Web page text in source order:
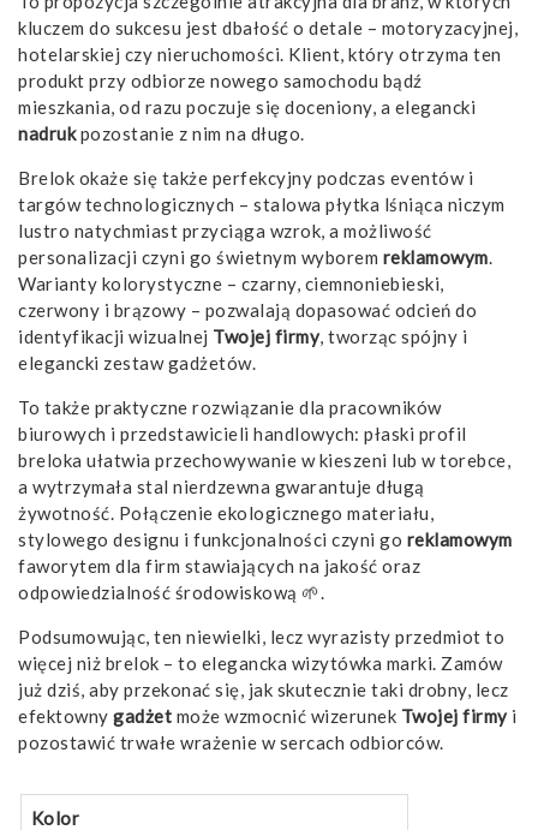
kluczem do sukcesu jest dbałość o detale – motoryzacyjnej,
hotelarskiej czy nieruchomości. Klient, który otrzyma ten
produkt przy odbiorze nowego samochodu bądź
mieszkania, od razu poczuje się doceniony, a elegancki
nadrukpozostanie z nim na długo.
Brelok okaże się także perfekcyjny podczas eventów i
targów technologicznych – stalowa płytka lśniąca niczym
lustro natychmiast przyciąga wzrok, a możliwość
personalizacji czyni go świetnym wyborem reklamowym.
Warianty kolorystyczne – czarny, ciemnoniebieski,
czerwony i brązowy – pozwalają dopasować odcień do
identyfikacji wizualnej Twojej firmy, tworząc spójny i
elegancki zestaw gadżetów.
To także praktyczne rozwiązanie dla pracowników
biurowych i przedstawicieli handlowych: płaski profil
breloka ułatwia przechowywanie w kieszeni lub w torebce,
a wytrzymała stal nierdzewna gwarantuje długą
żywotność. Połączenie ekologicznego materiału,
stylowego designu i funkcjonalności czyni go reklamowym
faworytem dla firm stawiających na jakość oraz
odpowiedzialność środowiskową 🌱.
Podsumowując, ten niewielki, lecz wyrazisty przedmiot to
więcej niż brelok – to elegancka wizytówka marki. Zamów
już dziś, aby przekonać się, jak skutecznie taki drobny, lecz
efektowny gadżet może wzmocnić wizerunek Twojej firmyi
pozostawić trwałe wrażenie w sercach odbiorców.
Kolor